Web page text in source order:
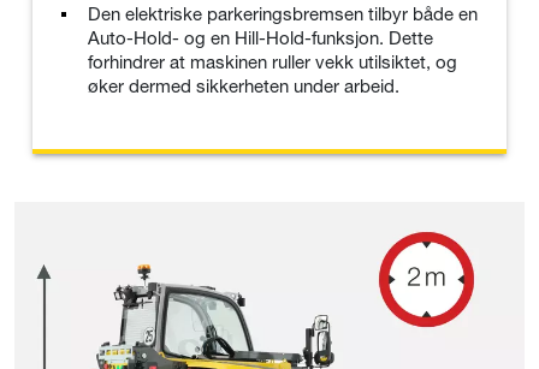
Den elektriske parkeringsbremsen tilbyr både en
Auto-Hold- og en Hill-Hold-funksjon. Dette
forhindrer at maskinen ruller vekk utilsiktet, og
øker dermed sikkerheten under arbeid.